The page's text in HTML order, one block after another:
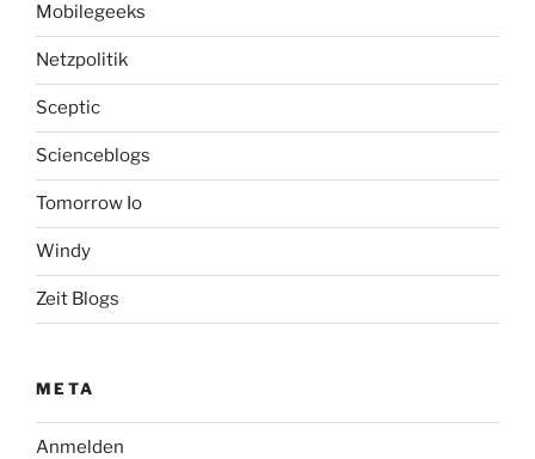
Mobilegeeks
Netzpolitik
Sceptic
Scienceblogs
Tomorrow Io
Windy
Zeit Blogs
META
Anmelden